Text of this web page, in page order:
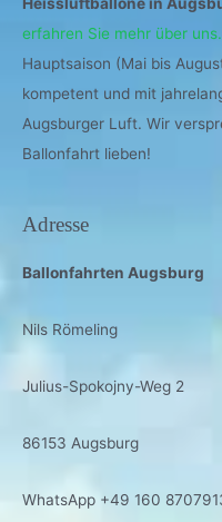
erfahren Sie mehr über uns.
Hauptsaison (Mai bis
kompetent und mit
Augsburger Luft. Wir
Ballonfahrt lieben!
Adresse
Ballonfahrten Augsburg
Nils Römeling
Julius-Spokojny-Weg 2
86153 Augsburg
WhatsApp +49 160